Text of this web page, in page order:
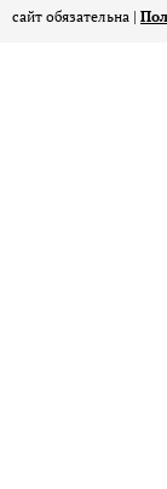
сайт обязательна |